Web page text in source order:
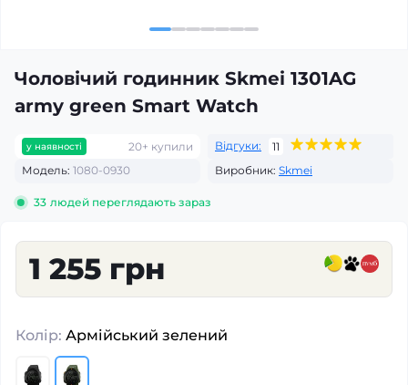
Чоловічий годинник Skmei 1301AG
army green Smart Watch
у наявності 20+ купили Відгуки:
11
Модель: 1080-0930 Виробник: Skmei
33 людей переглядають зараз
1 255 грн
Колір: Армійський зелений